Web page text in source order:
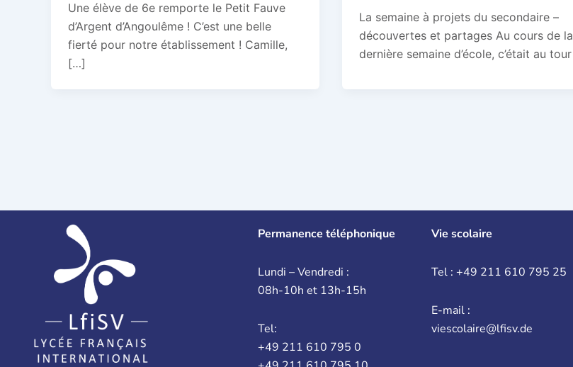
Une élève de 6e remporte le Petit Fauve
d’Argent d’Angoulême ! C’est une belle
fierté pour notre établissement ! Camille,
[…]
La semaine à projets du secondaire –
découvertes et partages Au cours de la
dernière semaine d’école, c’était au tour
Permanence téléphonique
Lundi – Vendredi :
08h-10h et 13h-15h
Tel:
+49 211 610 795 0
Vie scolaire
Tel : +49 211 610 795 25
E-mail :
viescolaire@lfisv.de